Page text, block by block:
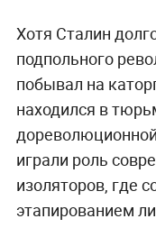
Хотя Сталин
подпольного
побывал на
находился в
играли роль
изоляторов, где
этапированием